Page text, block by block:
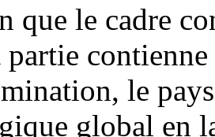
que le cadre
partie
le
global en